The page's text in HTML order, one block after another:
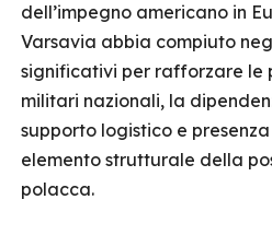
dell’impegno americano in
Varsavia abbia compiuto
significativi per rafforzare le
militari nazionali, la
supporto logistico e
elemento strutturale della
polacca.